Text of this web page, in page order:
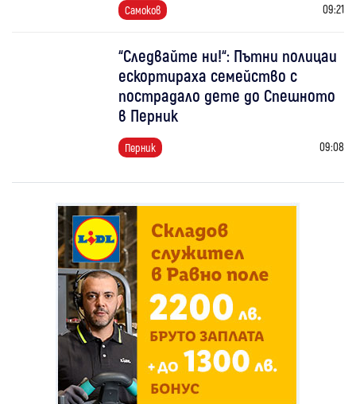
Самоков 09:21
“Следвайте ни!“: Пътни полицаи
ескортираха семейство с
пострадало дете до Спешното
в Перник
Перник 09:08